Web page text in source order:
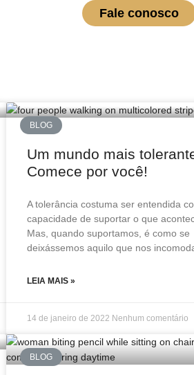
Fale conosco
BLOG
Um mundo mais
Comece por você!
A tolerância costuma ser entendida
capacidade de suportar o que
Mas, quando suportamos, é como se
deixássemos aquilo que nos
LEIA MAIS »
14 de janeiro de 2022 Nenhum comentário
BLOG